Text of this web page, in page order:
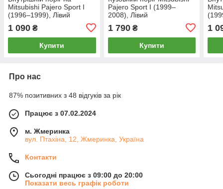
Mitsubishi Pajero Sport I
(1996–1999), Лівий
1 090 ₴
Купити
Pajero Sport I (1999–
2008), Лівий
1 790₴
Купити
1
Про нас
87% позитивних з 48 відгуків за рік
Працює з 07.02.2024
м. Жмеринка
вул. Птахіна, 12, Жмеринка, Україна
Контакти
Сьогодні працює з 09:00 до 20:00
Показати весь графік роботи